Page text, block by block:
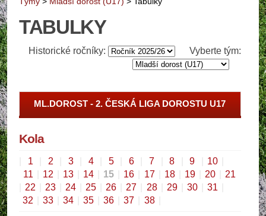
TABULKY
Historické ročníky: Vyberte tým:
ML.DOROST - 2. ČESKÁ LIGA DOROSTU U17
Kola
1 2 3 4 5 6 7 8 9 10
11
12 13 14 15 16 17 18 19 20
21
22 23 24 25 26 27 28 29 30 31
32
33 34 35 36 37 38